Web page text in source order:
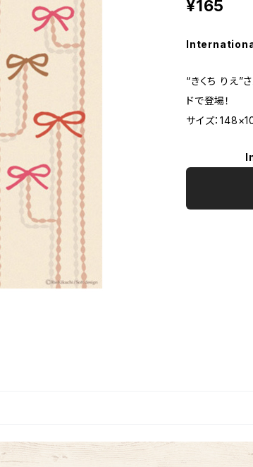
¥165
“きくち りえ”
ドで登場！
サイズ：